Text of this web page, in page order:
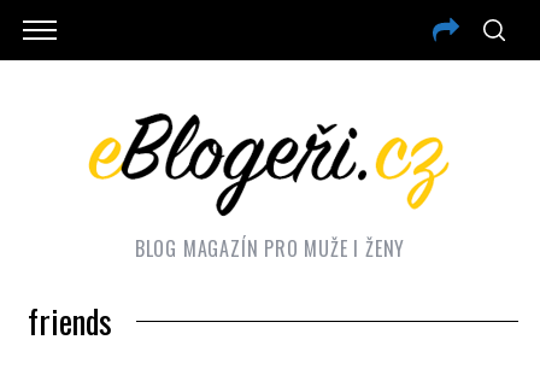
BLOG MAGAZÍN PRO MUŽE I ŽENY
friends